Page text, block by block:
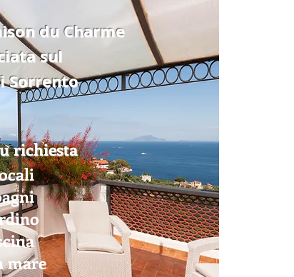
du Charme
sul
Sorrento
richiesta
mare